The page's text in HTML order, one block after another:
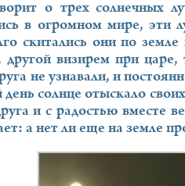
о трех солнечных
в огромном мире, эти
скитались они по
другой визирем при
не узнавали, и
солнце отыскало
и с радостью вместе
а нет ли еще на земле